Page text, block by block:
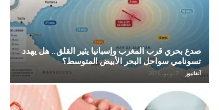
صدع بحري قرب المغرب وإسبانيا يثير القلق.. هل يهدد
تسونامي سواحل البحر الأبيض المتوسط؟
آنفانيوز - 7 يونيو، 2026